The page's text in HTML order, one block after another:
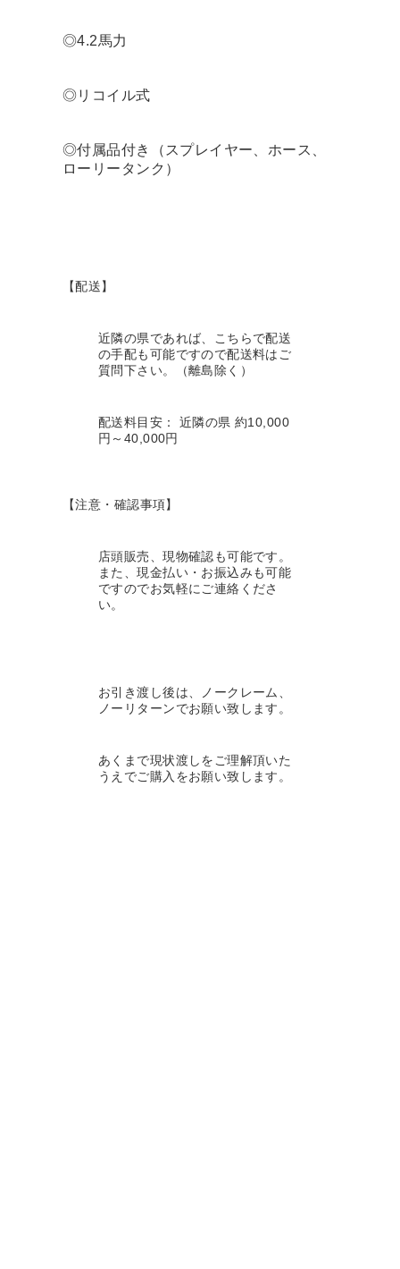
◎4.2馬力
◎リコイル式
◎付属品付き（スプレイヤー、ホース、
ローリータンク）
【配送】
近隣の県であれば、こちらで配送
の手配も可能ですので配送料はご
質問下さい。（離島除く）
配送料目安： 近隣の県 約10,000
円～40,000円
【注意・確認事項】
店頭販売、現物確認も可能です。
また、現金払い・お振込みも可能
ですのでお気軽にご連絡くださ
い。
お引き渡し後は、ノークレーム、
ノーリターンでお願い致します。
あくまで現状渡しをご理解頂いた
うえでご購入をお願い致します。